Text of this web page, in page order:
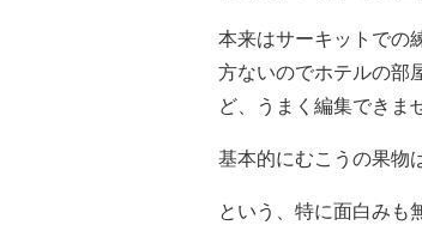
本来はサーキットでの
方ないのでホテルの部
ど、うまく編集できま
基本的にむこうの果物
という、特に面白みも